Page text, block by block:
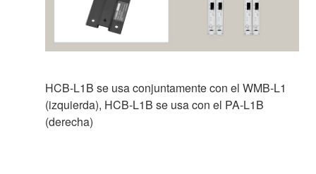
HCB-L1B se usa conjuntamente con el WMB-L1
(izquierda), HCB-L1B se usa con el PA-L1B
(derecha)